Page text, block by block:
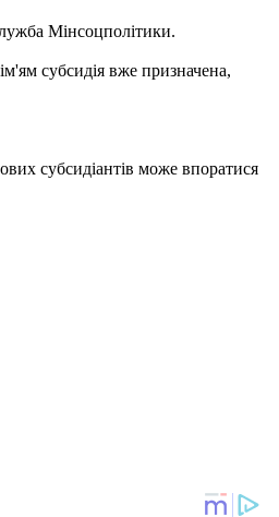
Мінсоцполітики.
субсидія вже призначена,
субсидіантів може впоратися